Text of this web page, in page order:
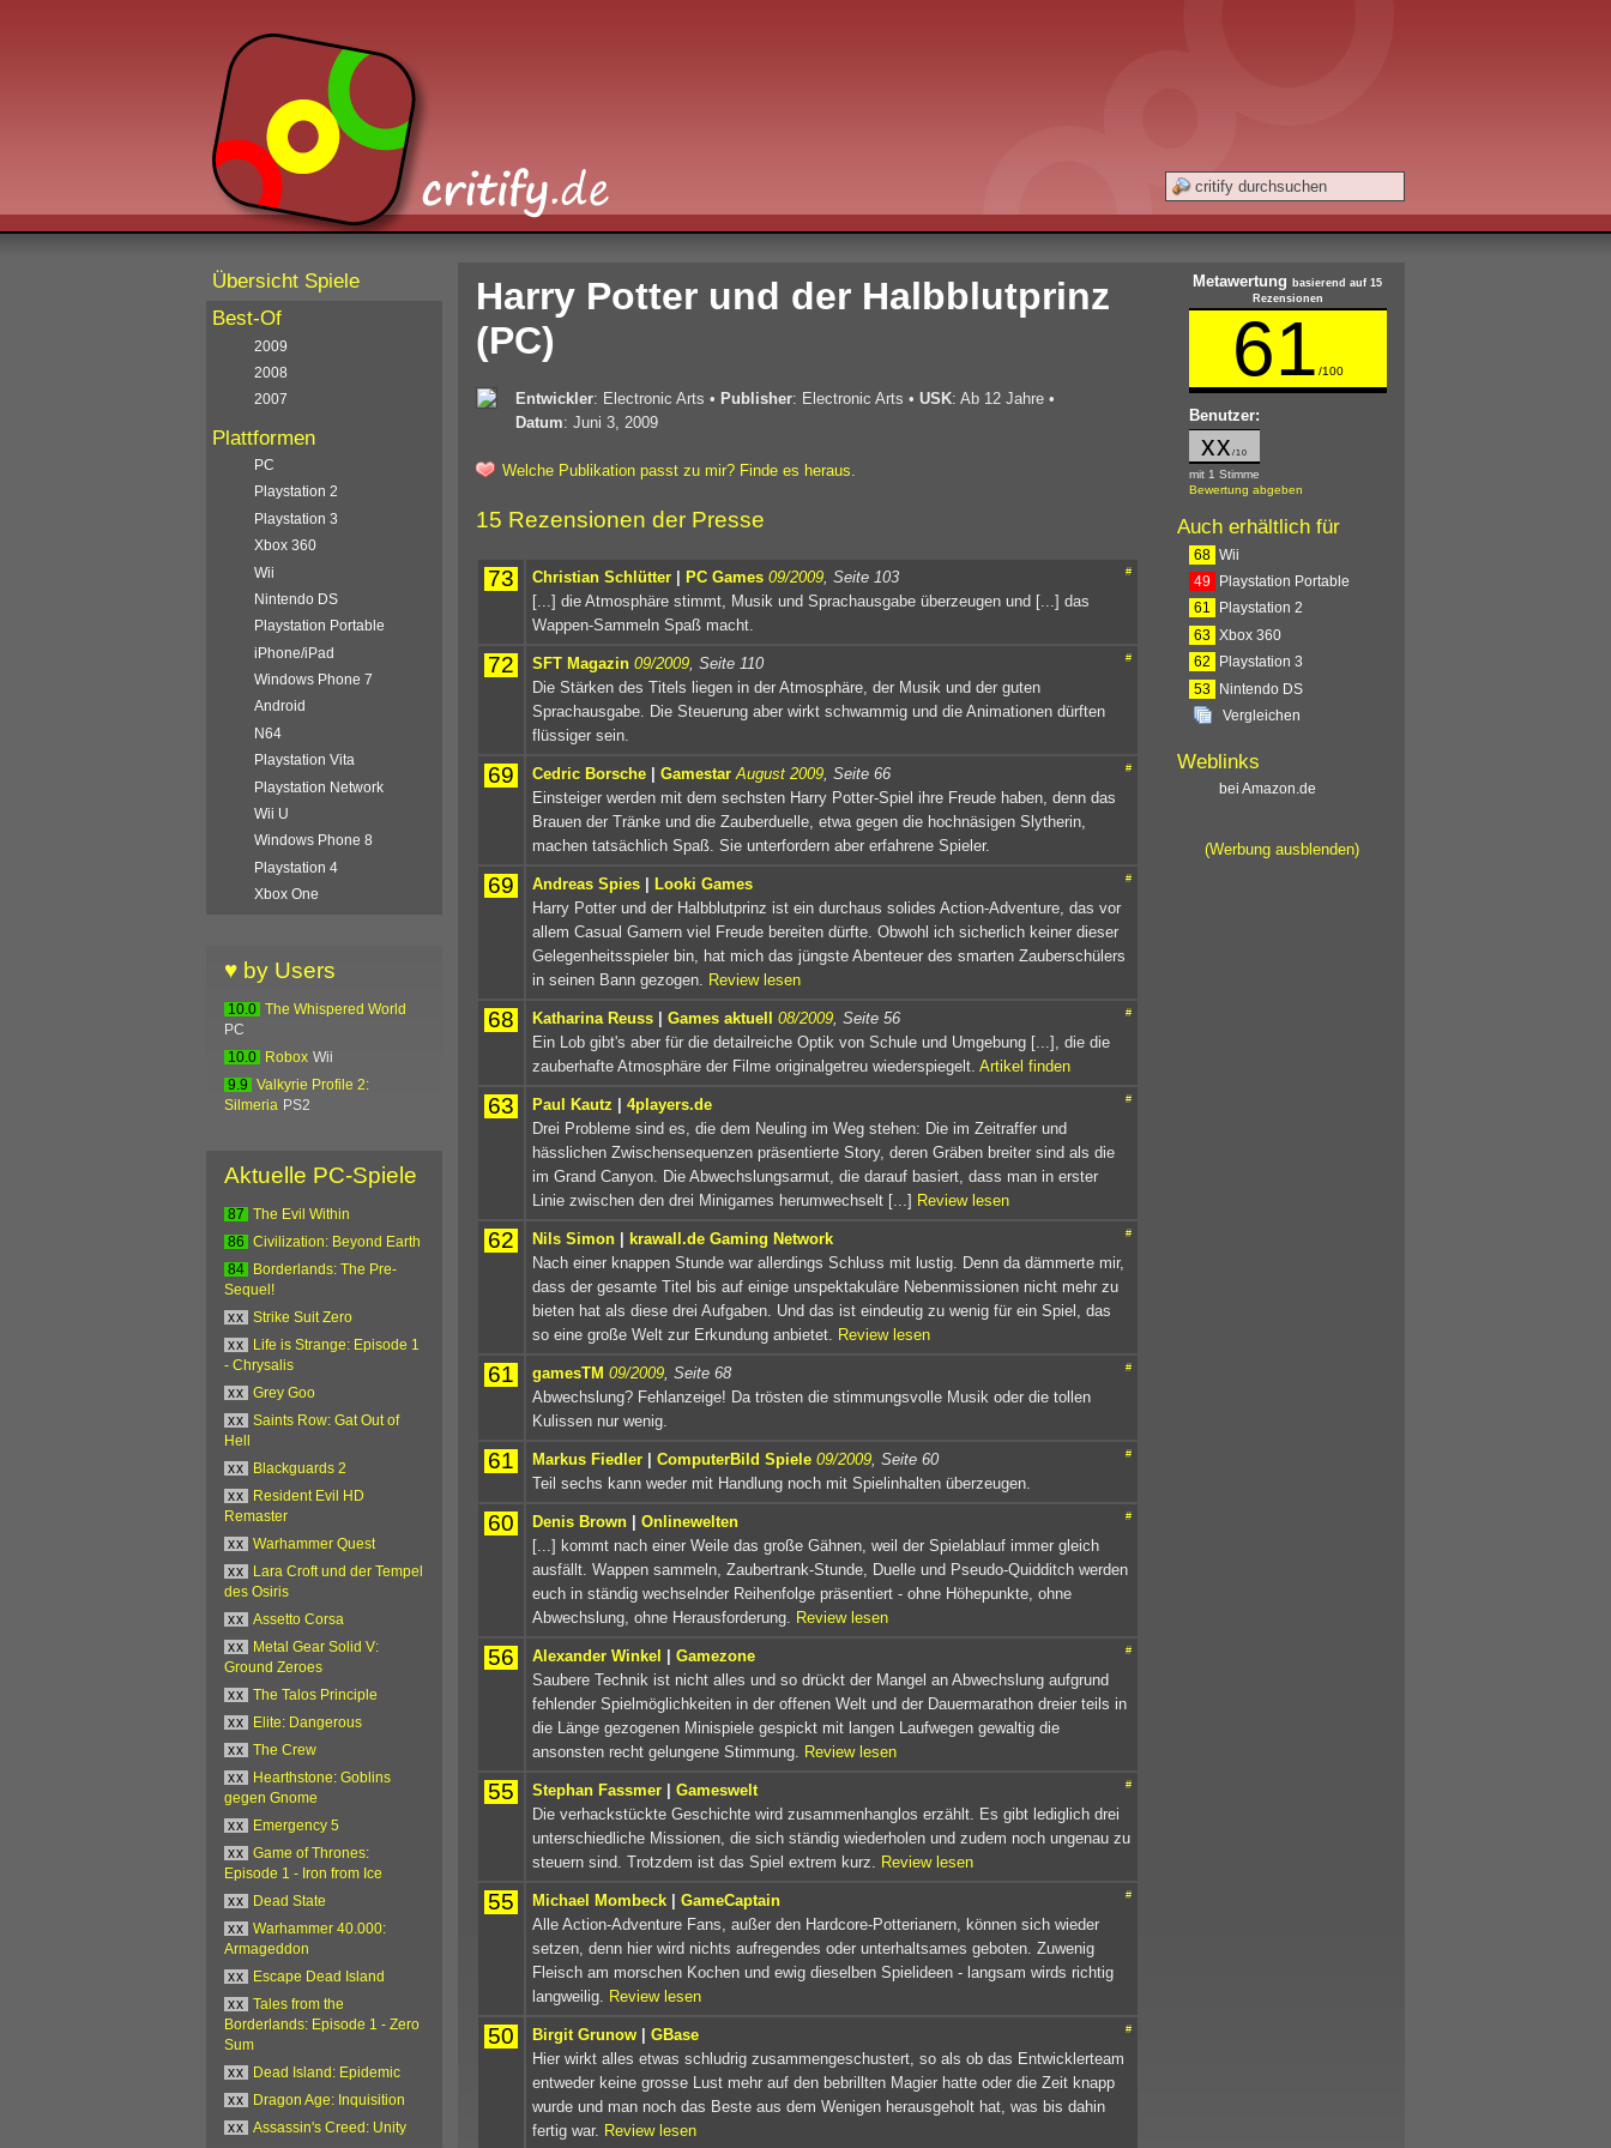
Harry Potter und der Halbblutprinz
(PC)
Entwickler: Electronic Arts • Publisher: Electronic Arts • USK: Ab 12 Jahre •
Datum: Juni 3, 2009
Welche Publikation passt zu mir? Finde es heraus.
15 Rezensionen der Presse
73 #
Christian Schlütter | PC Games 09/2009 , Seite 103
[...] die Atmosphäre stimmt, Musik und Sprachausgabe überzeugen und [...] das
Wappen-Sammeln Spaß macht.
72 #
SFT Magazin 09/2009 , Seite 110
Die Stärken des Titels liegen in der Atmosphäre, der Musik und der guten
Sprachausgabe. Die Steuerung aber wirkt schwammig und die Animationen dürften
flüssiger sein.
69 #
Cedric Borsche | Gamestar August 2009 , Seite 66
Einsteiger werden mit dem sechsten Harry Potter-Spiel ihre Freude haben, denn das
Brauen der Tränke und die Zauberduelle, etwa gegen die hochnäsigen Slytherin,
machen tatsächlich Spaß. Sie unterfordern aber erfahrene Spieler.
69 #
Andreas Spies | Looki Games
Harry Potter und der Halbblutprinz ist ein durchaus solides Action-Adventure, das vor
allem Casual Gamern viel Freude bereiten dürfte. Obwohl ich sicherlich keiner dieser
Gelegenheitsspieler bin, hat mich das jüngste Abenteuer des smarten Zauberschülers
in seinen Bann gezogen. Review lesen
68 #
Katharina Reuss | Games aktuell 08/2009 , Seite 56
Ein Lob gibt's aber für die detailreiche Optik von Schule und Umgebung [...], die die
zauberhafte Atmosphäre der Filme originalgetreu wiederspiegelt. Artikel finden
63 #
Paul Kautz | 4players.de
Drei Probleme sind es, die dem Neuling im Weg stehen: Die im Zeitraffer und
hässlichen Zwischensequenzen präsentierte Story, deren Gräben breiter sind als die
im Grand Canyon. Die Abwechslungsarmut, die darauf basiert, dass man in erster
Linie zwischen den drei Minigames herumwechselt [...] Review lesen
62 #
Nils Simon | krawall.de Gaming Network
Nach einer knappen Stunde war allerdings Schluss mit lustig. Denn da dämmerte mir,
dass der gesamte Titel bis auf einige unspektakuläre Nebenmissionen nicht mehr zu
bieten hat als diese drei Aufgaben. Und das ist eindeutig zu wenig für ein Spiel, das
so eine große Welt zur Erkundung anbietet. Review lesen
61 #
gamesTM 09/2009 , Seite 68
Abwechslung? Fehlanzeige! Da trösten die stimmungsvolle Musik oder die tollen
Kulissen nur wenig.
61 #
Markus Fiedler | ComputerBild Spiele 09/2009 , Seite 60
Teil sechs kann weder mit Handlung noch mit Spielinhalten überzeugen.
60 #
Denis Brown | Onlinewelten
[...] kommt nach einer Weile das große Gähnen, weil der Spielablauf immer gleich
ausfällt. Wappen sammeln, Zaubertrank-Stunde, Duelle und Pseudo-Quidditch werden
euch in ständig wechselnder Reihenfolge präsentiert - ohne Höhepunkte, ohne
Abwechslung, ohne Herausforderung. Review lesen
56 #
Alexander Winkel | Gamezone
Saubere Technik ist nicht alles und so drückt der Mangel an Abwechslung aufgrund
fehlender Spielmöglichkeiten in der offenen Welt und der Dauermarathon dreier teils in
die Länge gezogenen Minispiele gespickt mit langen Laufwegen gewaltig die
ansonsten recht gelungene Stimmung. Review lesen
55 #
Stephan Fassmer | Gameswelt
Die verhackstückte Geschichte wird zusammenhanglos erzählt. Es gibt lediglich drei
unterschiedliche Missionen, die sich ständig wiederholen und zudem noch ungenau zu
steuern sind. Trotzdem ist das Spiel extrem kurz.
Review lesen
55 #
Michael Mombeck | GameCaptain
Alle Action-Adventure Fans, außer den Hardcore-Potterianern, können sich wieder
setzen, denn hier wird nichts aufregendes oder unterhaltsames geboten. Zuwenig
Fleisch am morschen Kochen und ewig dieselben Spielideen - langsam wirds richtig
langweilig. Review lesen
50 #
Birgit Grunow | GBase
Hier wirkt alles etwas schludrig zusammengeschustert, so als ob das Entwicklerteam
entweder keine grosse Lust mehr auf den bebrillten Magier hatte oder die Zeit knapp
wurde und man noch das Beste aus dem Wenigen herausgeholt hat, was bis dahin
fertig war. Review lesen
Metawertungbasierend auf 15
Rezensionen
61 /100
Benutzer:
xx /10
mit 1 Stimme
Bewertung abgeben
Auch erhältlich für
68 Wii
49
Playstation Portable
61
Playstation 2
63 Xbox 360
62
Playstation 3
53 Nintendo DS
Vergleichen
Weblinks
bei Amazon.de
(Werbung ausblenden)
Übersicht Spiele
Best-Of
2009
2008
2007
Plattformen
PC
Playstation 2
Playstation 3
Xbox 360
Wii
Nintendo DS
Playstation Portable
iPhone/iPad
Windows Phone 7
Android
N64
Playstation Vita
Playstation Network
Wii U
Windows Phone 8
Playstation 4
Xbox One
♥ by Users
10.0 The Whispered World
PC
10.0
Robox Wii
9.9
Valkyrie Profile 2:
Silmeria PS2
Aktuelle PC-Spiele
87
The Evil Within
86
Civilization: Beyond Earth
84
Borderlands: The Pre-
Sequel!
xx
Strike Suit Zero
xx
Life is Strange: Episode 1
- Chrysalis
xx
Grey Goo
xx
Saints Row: Gat Out of
Hell
xx
Blackguards 2
xx
Resident Evil HD
Remaster
xx
Warhammer Quest
xx
Lara Croft und der Tempel
des Osiris
xx
Assetto Corsa
xx
Metal Gear Solid V:
Ground Zeroes
xx
The Talos Principle
xx
Elite: Dangerous
xx
The Crew
xx
Hearthstone: Goblins
gegen Gnome
xx
Emergency 5
xx
Game of Thrones:
Episode 1 - Iron from Ice
xx
Dead State
xx
Warhammer 40.000:
Armageddon
xx
Escape Dead Island
xx
Tales from the
Borderlands: Episode 1 - Zero
Sum
xx
Dead Island: Epidemic
xx
Dragon Age: Inquisition
xx
Assassin's Creed: Unity